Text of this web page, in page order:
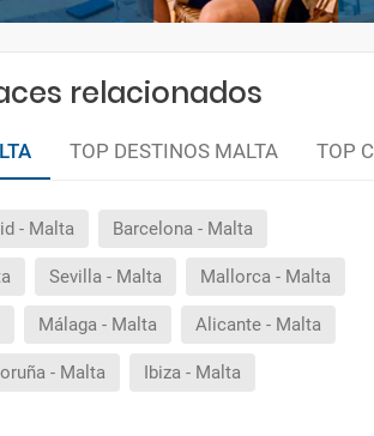
relacionados
TOP DESTINOS MALTA TOP
- Malta Barcelona - Malta
Sevilla - Malta Mallorca - Malta
Málaga - Malta Alicante - Malta
- Malta Ibiza - Malta